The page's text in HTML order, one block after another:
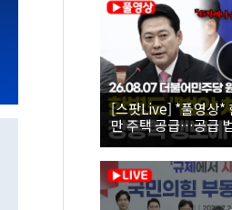
[스팟Live] *풀영상*
만 주택 공급…공급
26.08.07 더불어민